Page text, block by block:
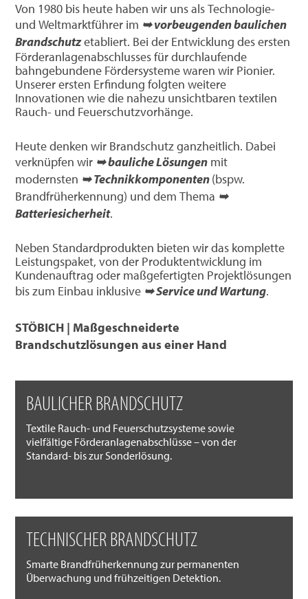
Von 1980 bis heute haben wir uns als Technologie-
und Weltmarktführer im ➥ vorbeugenden baulichen
Brandschutzetabliert. Bei der Entwicklung des ersten
Förderanlagenabschlusses für durchlaufende
bahngebundene Fördersysteme waren wir Pionier.
Unserer ersten Erfindung folgten weitere
Innovationen wie die nahezu unsichtbaren textilen
Rauch- und Feuerschutzvorhänge.
Heute denken wir Brandschutz ganzheitlich. Dabei
verknüpfen wir ➥ bauliche Lösungen mit
modernsten ➥ Technikkomponenten(bspw.
Brandfrüherkennung) und dem Thema ➥
Batteriesicherheit.
Neben Standardprodukten bieten wir das komplette
Leistungspaket, von der Produktentwicklung im
Kundenauftrag oder maßgefertigten Projektlösungen
bis zum Einbau inklusive ➥ Service und Wartung.
STÖBICH | Maßgeschneiderte
Brandschutzlösungen aus einer Hand
BAULICHER BRANDSCHUTZ
Textile Rauch- und Feuerschutzsysteme sowie
vielfältige Förderanlagenabschlüsse – von der
Standard- bis zur Sonderlösung.
TECHNISCHER BRANDSCHUTZ
Smarte Brandfrüherkennung zur permanenten
Überwachung und frühzeitigen Detektion.